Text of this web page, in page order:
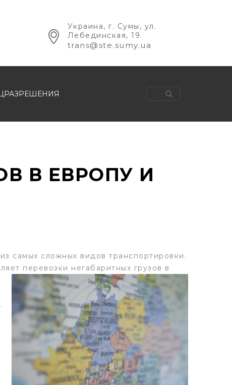
Украина, г. Сумы, ул.
Лебединская, 19.
trans@ste.sumy.ua
В ЕВРОПУ И
самых сложных видов транспортировки.
перевозки негабаритных грузов в